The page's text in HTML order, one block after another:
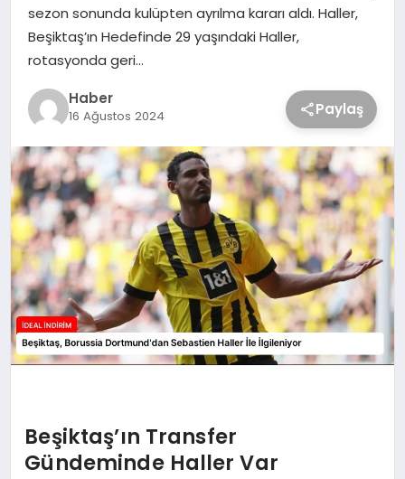
sezon sonunda kulüpten ayrılma kararı aldı. Haller,
Beşiktaş’ın Hedefinde 29 yaşındaki Haller,
rotasyonda geri…
Haber
16 Ağustos 2024 Paylaş
Beşiktaş’ın Transfer
Gündeminde Haller Var